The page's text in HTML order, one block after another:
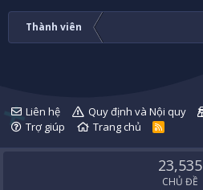
Thành viên
Liên hệ Quy định và Nội quy
Trợ giúp
Trang chủ
R
S
23,535
CHỦ ĐỀ